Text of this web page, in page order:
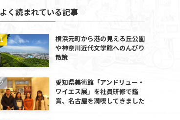
よく読まれている記事
横浜元町から港の見える丘公園
や神奈川近代文学館へのんびり
散策
愛知県美術館「アンドリュー・
ワイエス展」を社員研修で鑑
賞、名古屋を満喫してきました